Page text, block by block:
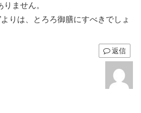
ません。
りは、とろろ御膳にすべきでしょ
返信